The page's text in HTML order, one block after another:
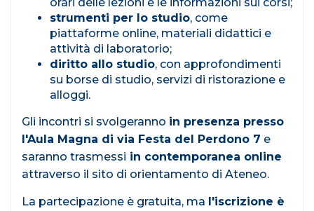
strumenti per lo studio, come
piattaforme online, materiali didattici e
attività di laboratorio;
diritto allo studio, con approfondimenti
su borse di studio, servizi di ristorazione e
alloggi.
Gli incontri si svolgeranno in presenza presso
l'Aula Magna di via Festa del Perdono 7 e
saranno trasmessi in contemporanea online
attraverso il sito di orientamento di Ateneo.
La partecipazione è gratuita, ma l'iscrizione è